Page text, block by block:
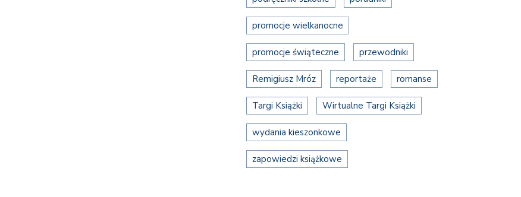
promocje wielkanocne
promocje świąteczne przewodniki
Remigiusz Mróz reportaże romanse
Targi Książki Wirtualne Targi Książki
wydania kieszonkowe
zapowiedzi książkowe